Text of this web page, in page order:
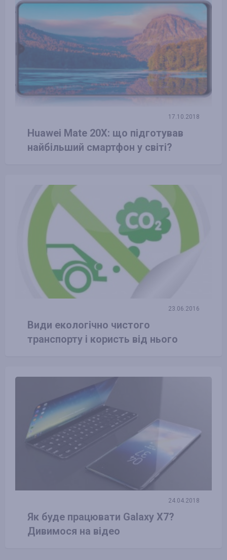
17.10.2018
Huawei Mate 20X: що підготував
найбільший смартфон у світі?
23.06.2016
Види екологічно чистого
транспорту і користь від нього
24.04.2018
Як буде працювати Galaxy X7?
Дивимося на відео